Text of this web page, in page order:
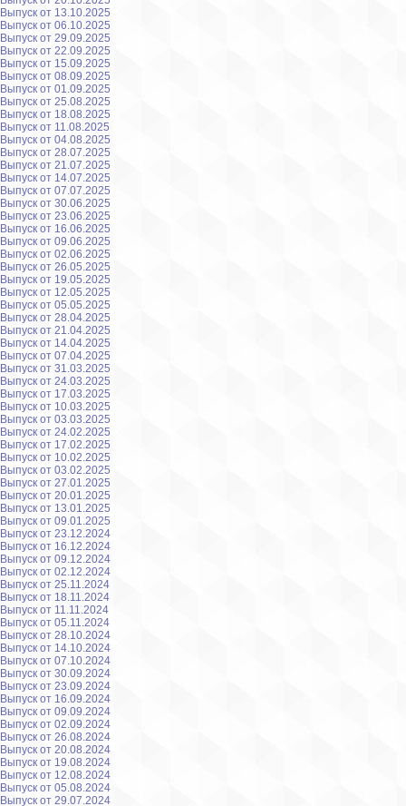
Выпуск от 13.10.2025
Выпуск от 06.10.2025
Выпуск от 29.09.2025
Выпуск от 22.09.2025
Выпуск от 15.09.2025
Выпуск от 08.09.2025
Выпуск от 01.09.2025
Выпуск от 25.08.2025
Выпуск от 18.08.2025
Выпуск от 11.08.2025
Выпуск от 04.08.2025
Выпуск от 28.07.2025
Выпуск от 21.07.2025
Выпуск от 14.07.2025
Выпуск от 07.07.2025
Выпуск от 30.06.2025
Выпуск от 23.06.2025
Выпуск от 16.06.2025
Выпуск от 09.06.2025
Выпуск от 02.06.2025
Выпуск от 26.05.2025
Выпуск от 19.05.2025
Выпуск от 12.05.2025
Выпуск от 05.05.2025
Выпуск от 28.04.2025
Выпуск от 21.04.2025
Выпуск от 14.04.2025
Выпуск от 07.04.2025
Выпуск от 31.03.2025
Выпуск от 24.03.2025
Выпуск от 17.03.2025
Выпуск от 10.03.2025
Выпуск от 03.03.2025
Выпуск от 24.02.2025
Выпуск от 17.02.2025
Выпуск от 10.02.2025
Выпуск от 03.02.2025
Выпуск от 27.01.2025
Выпуск от 20.01.2025
Выпуск от 13.01.2025
Выпуск от 09.01.2025
Выпуск от 23.12.2024
Выпуск от 16.12.2024
Выпуск от 09.12.2024
Выпуск от 02.12.2024
Выпуск от 25.11.2024
Выпуск от 18.11.2024
Выпуск от 11.11.2024
Выпуск от 05.11.2024
Выпуск от 28.10.2024
Выпуск от 14.10.2024
Выпуск от 07.10.2024
Выпуск от 30.09.2024
Выпуск от 23.09.2024
Выпуск от 16.09.2024
Выпуск от 09.09.2024
Выпуск от 02.09.2024
Выпуск от 26.08.2024
Выпуск от 20.08.2024
Выпуск от 19.08.2024
Выпуск от 12.08.2024
Выпуск от 05.08.2024
Выпуск от 29.07.2024